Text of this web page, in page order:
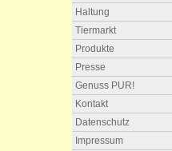
Haltung
Tiermarkt
Produkte
Presse
Genuss PUR!
Kontakt
Datenschutz
Impressum